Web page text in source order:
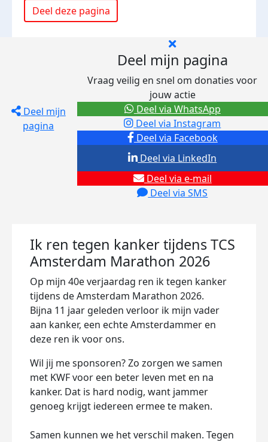
Deel deze pagina
Deel mijn
pagina
Deel mijn pagina
Vraag veilig en snel om donaties voor
jouw actie
Deel via Facebook
Deel via Instagram
Deel via e-mail
Deel via SMS
Deel via LinkedIn
Deel via WhatsApp
Ik ren tegen kanker tijdens TCS
Amsterdam Marathon 2026
Op mijn 40e verjaardag ren ik tegen kanker
tijdens de Amsterdam Marathon 2026.
Bijna 11 jaar geleden verloor ik mijn vader
aan kanker, een echte Amsterdammer en
deze ren ik voor ons.
Wil jij me sponsoren? Zo zorgen we samen
met KWF voor een beter leven met en na
kanker. Dat is hard nodig, want jammer
genoeg krijgt iedereen ermee te maken.
Samen kunnen we het verschil maken. Tegen